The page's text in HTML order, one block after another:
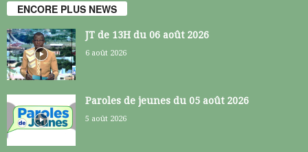
ENCORE PLUS NEWS
JT de 13H du 06 août 2026
6 août 2026
Paroles de jeunes du 05 août 2026
5 août 2026